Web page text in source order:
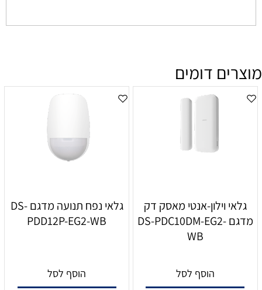
מוצרים דומים
גלאי וילון-אנטי מאסק דק
מדגם DS-PDC10DM-EG2-
WB
הוסף לסל
גלאי נפח תנועה מדגם DS-
PDD12P-EG2-WB
הוסף לסל